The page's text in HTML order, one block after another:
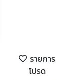
รายการ
โปรด